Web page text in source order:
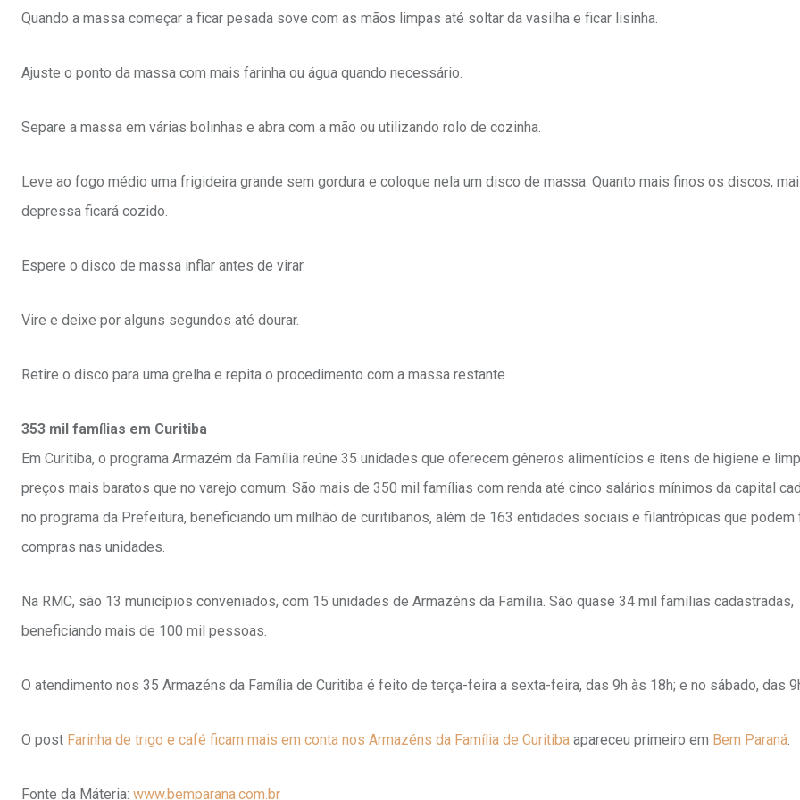
Quando a massa começar a ficar pesada sove com as mãos limpas até soltar da vasilha e ficar lisinha.
Ajuste o ponto da massa com mais farinha ou água quando necessário.
Separe a massa em várias bolinhas e abra com a mão ou utilizando rolo de cozinha.
Leve ao fogo médio uma frigideira grande sem gordura e coloque nela um disco de massa. Quanto mais finos os discos,
depressa ficará cozido.
Espere o disco de massa inflar antes de virar.
Vire e deixe por alguns segundos até dourar.
Retire o disco para uma grelha e repita o procedimento com a massa restante.
353 mil famílias em Curitiba
Em Curitiba, o programa Armazém da Família reúne 35 unidades que oferecem gêneros alimentícios e itens de higiene e
preços mais baratos que no varejo comum. São mais de 350 mil famílias com renda até cinco salários mínimos da capital
no programa da Prefeitura, beneficiando um milhão de curitibanos, além de 163 entidades sociais e filantrópicas que podem
compras nas unidades.
Na RMC, são 13 municípios conveniados, com 15 unidades de Armazéns da Família. São quase 34 mil famílias cadastradas,
beneficiando mais de 100 mil pessoas.
O atendimento nos 35 Armazéns da Família de Curitiba é feito de terça-feira a sexta-feira, das 9h às 18h; e no sábado, das
O post Farinha de trigo e café ficam mais em conta nos Armazéns da Família de Curitiba apareceu primeiro em Bem Paraná
Fonte da Máteria: www.bemparana.com.br